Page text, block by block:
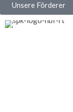
Unsere Förderer